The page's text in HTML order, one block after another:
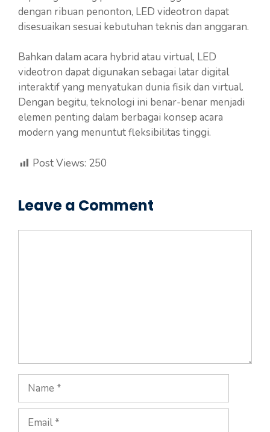
dengan ribuan penonton, LED videotron dapat
disesuaikan sesuai kebutuhan teknis dan anggaran.
Bahkan dalam acara hybrid atau virtual, LED
videotron dapat digunakan sebagai latar digital
interaktif yang menyatukan dunia fisik dan virtual.
Dengan begitu, teknologi ini benar-benar menjadi
elemen penting dalam berbagai konsep acara
modern yang menuntut fleksibilitas tinggi.
Post Views: 250
Leave a Comment